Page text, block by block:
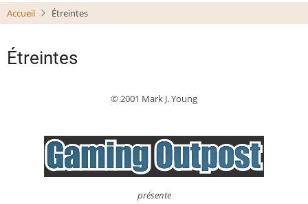
Accueil Étreintes
Étreintes
© 2001 Mark J. Young
présente